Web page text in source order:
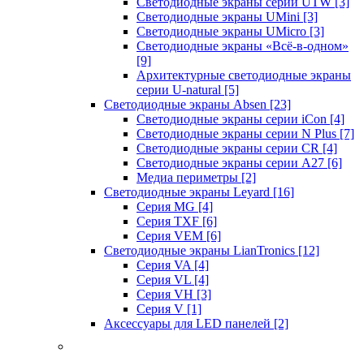
Светодиодные экраны UMini [3]
Светодиодные экраны UMicro [3]
Светодиодные экраны «Всё-в-одном»
[9]
Архитектурные светодиодные экраны
серии U-natural [5]
Светодиодные экраны Absen [23]
Светодиодные экраны серии iCon [4]
Светодиодные экраны серии N Plus [7]
Светодиодные экраны серии CR [4]
Светодиодные экраны серии А27 [6]
Медиа периметры [2]
Светодиодные экраны Leyard [16]
Серия MG [4]
Серия TXF [6]
Серия VEM [6]
Светодиодные экраны LianTronics [12]
Серия VA [4]
Серия VL [4]
Серия VH [3]
Серия V [1]
Аксессуары для LED панелей [2]